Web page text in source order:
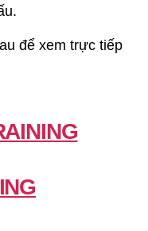
để xem trực tiếp